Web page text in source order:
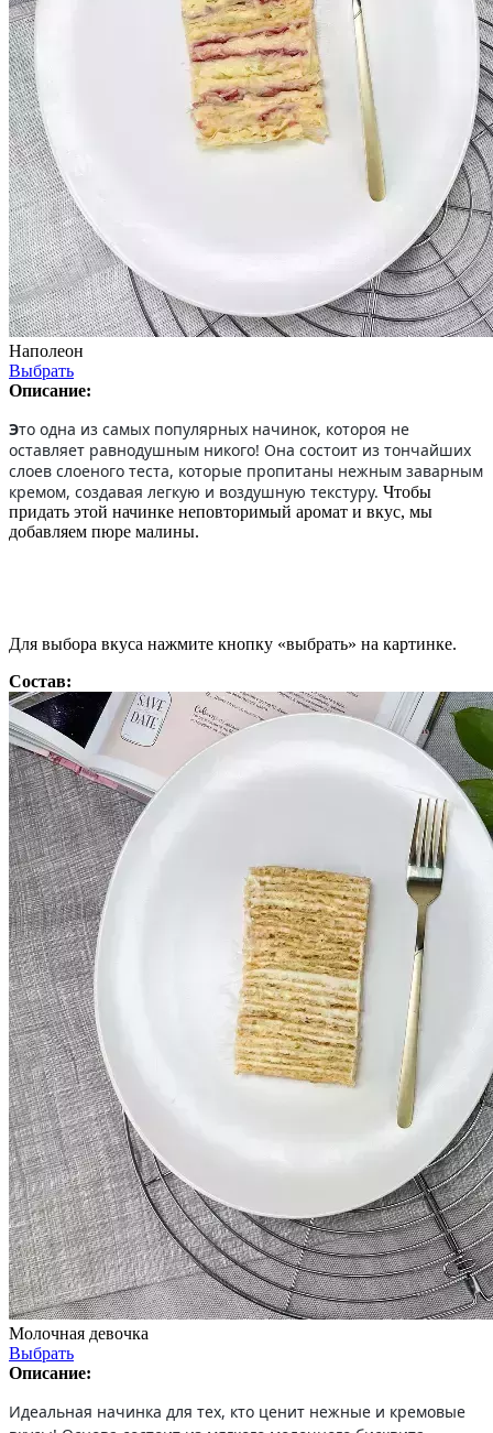
Наполеон
Выбрать
Описание:
Это одна из самых популярных начинок, котороя не
оставляет равнодушным никого! Она состоит из тончайших
слоев слоеного теста, которые пропитаны нежным заварным
кремом, создавая легкую и воздушную текстуру. Чтобы
придать этой начинке неповторимый аромат и вкус, мы
добавляем пюре малины.
Для выбора вкуса нажмите кнопку «выбрать» на картинке.
Состав:
Молочная девочка
Выбрать
Описание:
Идеальная начинка для тех, кто ценит нежные и кремовые